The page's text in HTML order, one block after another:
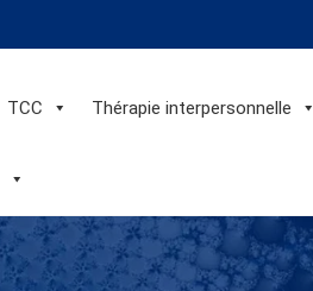
TCC Thérapie interpersonnelle